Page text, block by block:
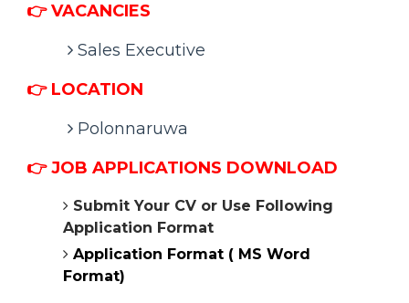
👉 VACANCIES
Sales Executive
👉 LOCATION
Polonnaruwa
👉JOB APPLICATIONS DOWNLOAD
Submit Your CV or Use Following
Application Format
Application Format ( MS Word
Format)